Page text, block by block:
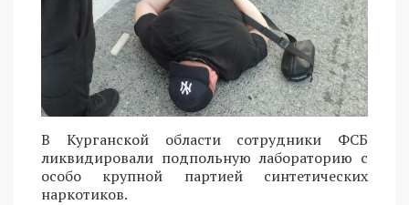
В Курганской области сотрудники ФСБ
ликвидировали подпольную лабораторию с
особо крупной партией синтетических
наркотиков.